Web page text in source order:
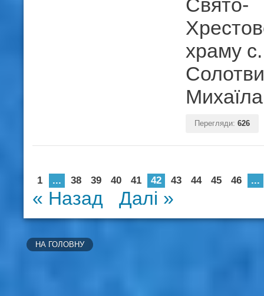
Свято-
храму
Перегляди: 626
1 ... 38 39 40 41 42 43 44 45 46 ...
« Назад Далі »
НА ГОЛОВНУ